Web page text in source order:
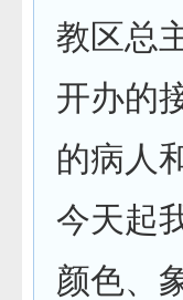
教区总
开办的
的病人
今天起
颜色、